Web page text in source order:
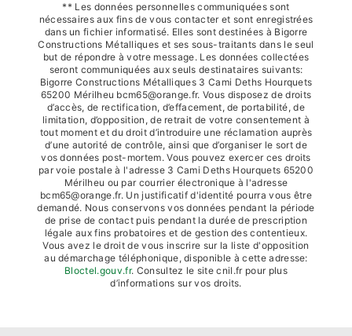
** Les données personnelles communiquées sont
nécessaires aux fins de vous contacter et sont enregistrées
dans un fichier informatisé. Elles sont destinées à Bigorre
Constructions Métalliques et ses sous-traitants dans le seul
but de répondre à votre message. Les données collectées
seront communiquées aux seuls destinataires suivants:
Bigorre Constructions Métalliques 3 Cami Deths Hourquets
65200 Mérilheu bcm65@orange.fr. Vous disposez de droits
d’accès, de rectification, d’effacement, de portabilité, de
limitation, d’opposition, de retrait de votre consentement à
tout moment et du droit d’introduire une réclamation auprès
d’une autorité de contrôle, ainsi que d’organiser le sort de
vos données post-mortem. Vous pouvez exercer ces droits
par voie postale à l'adresse 3 Cami Deths Hourquets 65200
Mérilheu ou par courrier électronique à l'adresse
bcm65@orange.fr. Un justificatif d'identité pourra vous être
demandé. Nous conservons vos données pendant la période
de prise de contact puis pendant la durée de prescription
légale aux fins probatoires et de gestion des contentieux.
Vous avez le droit de vous inscrire sur la liste d'opposition
au démarchage téléphonique, disponible à cette adresse:
Bloctel.gouv.fr. Consultez le site cnil.fr pour plus
d’informations sur vos droits.